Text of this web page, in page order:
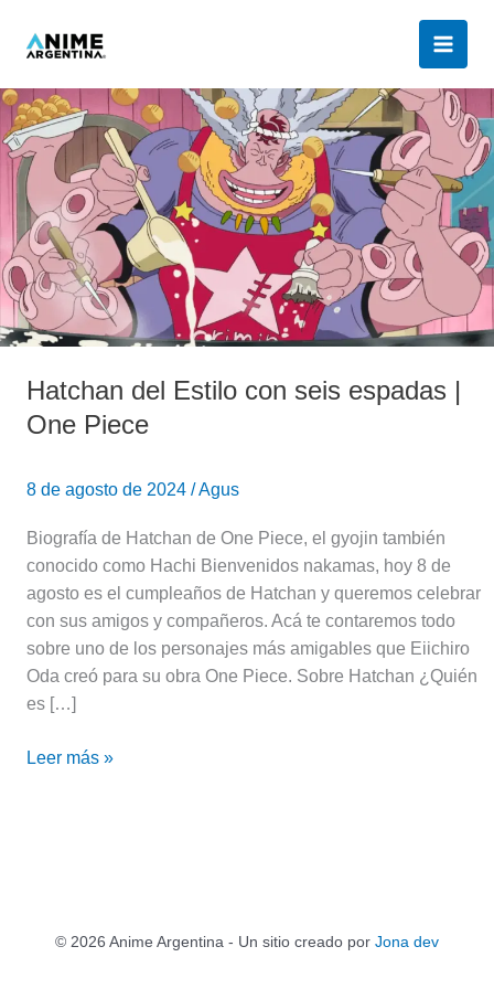
Hatchan del Estilo con seis espadas |
One Piece
8 de agosto de 2024 /Agus
Biografía de Hatchan de One Piece, el gyojin también
conocido como Hachi Bienvenidos nakamas, hoy 8 de
agosto es el cumpleaños de Hatchan y queremos celebrar
con sus amigos y compañeros. Acá te contaremos todo
sobre uno de los personajes más amigables que Eiichiro
Oda creó para su obra One Piece. Sobre Hatchan ¿Quién
es […]
Hatchan
del
Estilo
con
seis
espadas
|
One
Piece
Leer más »
© 2026 Anime Argentina - Un sitio creado por Jona dev